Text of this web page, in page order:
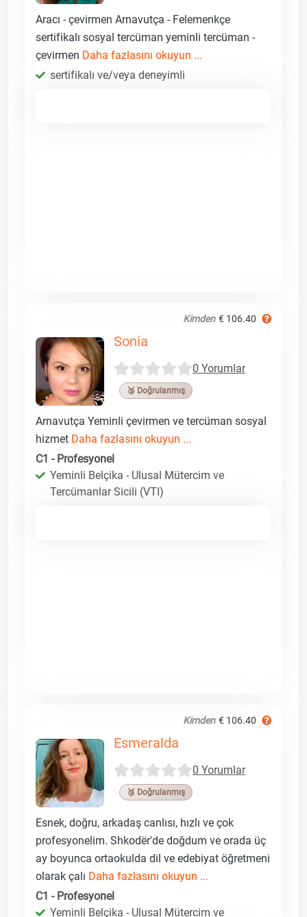
Aracı - çevirmen Arnavutça - Felemenkçe
sertifikalı sosyal tercüman yeminli tercüman -
çevirmen Daha fazlasını okuyun ...
sertifikalı ve/veya deneyimli
Kimden € 106.40
Sonia
0 Yorumlar
🥉 Doğrulanmış
Arnavutça Yeminli çevirmen ve tercüman sosyal
hizmet Daha fazlasını okuyun ...
C1 - Profesyonel
Yeminli Belçika - Ulusal Mütercim ve
Tercümanlar Sicili (VTI)
Kimden € 106.40
Esmeralda
0 Yorumlar
🥉 Doğrulanmış
Esnek, doğru, arkadaş canlısı, hızlı ve çok
profesyonelim. Shkodër'de doğdum ve orada üç
ay boyunca ortaokulda dil ve edebiyat öğretmeni
olarak çalı Daha fazlasını okuyun ...
C1 - Profesyonel
Yeminli Belçika - Ulusal Mütercim ve